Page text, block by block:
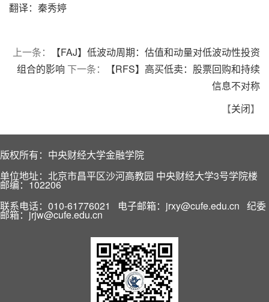
翻译：秦秀婷
上一条：
【FAJ】低波动周期：估值和动量对低波动性投资
组合的影响 下一条：
【RFS】高买低卖：股票回购和持续
信息不对称
【关闭】
版权所有：中央财经大学金融学院
单位地址：北京市昌平区沙河高教园 中央财经大学3号学院楼
邮编：102206
联系电话：010-61776021 电子邮箱：jrxy@cufe.edu.cn 纪委
邮箱：jrjw@cufe.edu.cn